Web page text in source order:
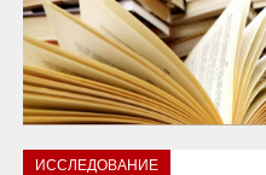
ИССЛЕДОВАНИЕ